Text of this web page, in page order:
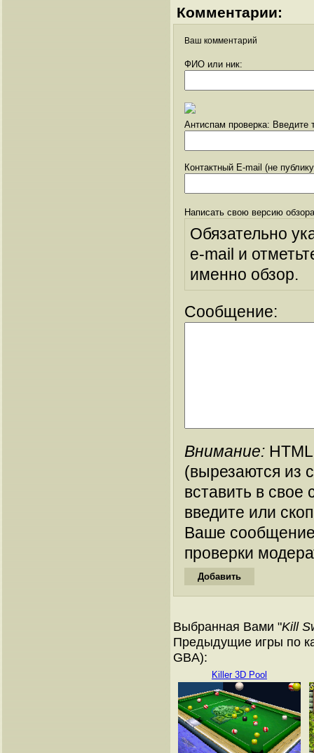
Комментарии:
Ваш комментарий
ФИО или ник:
Антиспам проверка: Введите
Контактный E-mail (не
Написать свою версию
Обязательно
e-mail и
именно обзор.
Сообщение:
Внимание:
(вырезаются из
вставить в
введите или
Ваше
проверки
Выбранная Вами "Kill
Предыдущие игры по
GBA):
Killer 3D Pool